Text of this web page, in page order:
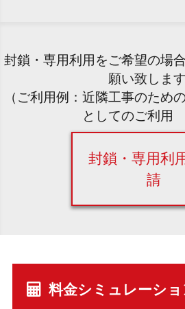
封鎖・専用利用をご希望の場
願い致します
（ご利用例：近隣工事のため
としてのご利用
封鎖・専用利
請
料金シミュレーショ